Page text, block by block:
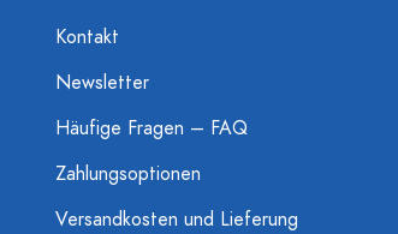
Kontakt
Newsletter
Häufige Fragen – FAQ
Zahlungsoptionen
Versandkosten und Lieferung